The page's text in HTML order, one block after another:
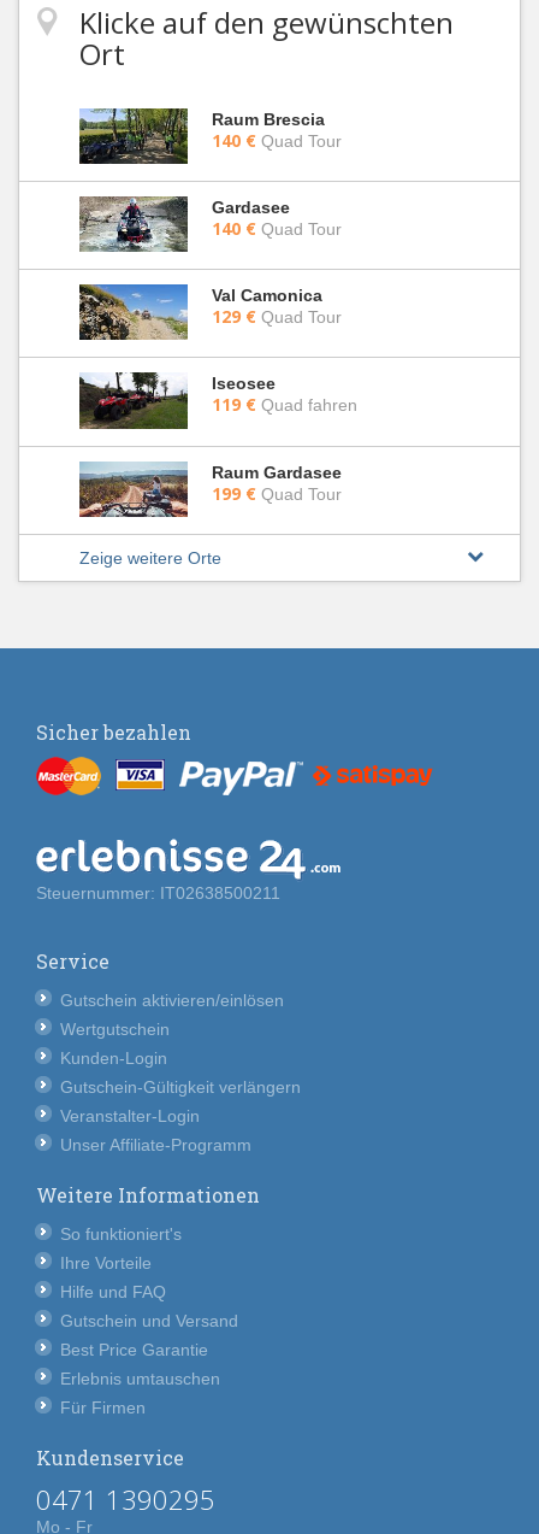
Klicke auf den gewünschten
Ort
Raum Brescia
140 € Quad Tour
Gardasee
140 € Quad Tour
Val Camonica
129 € Quad Tour
Iseosee
119 € Quad fahren
Raum Gardasee
199 € Quad Tour
Zeige weitere Orte
Sicher bezahlen
Steuernummer: IT02638500211
Service
Gutschein aktivieren/einlösen
Wertgutschein
Kunden-Login
Gutschein-Gültigkeit verlängern
Veranstalter-Login
Unser Affiliate-Programm
Weitere Informationen
So funktioniert's
Ihre Vorteile
Hilfe und FAQ
Gutschein und Versand
Best Price Garantie
Erlebnis umtauschen
Für Firmen
Kundenservice
0471 1390295
Mo - Fr